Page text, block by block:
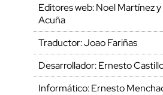
Editores web: Noel Martínez
Acuña
Traductor: Joao Fariñas
Desarrollador: Ernesto
Informático: Ernesto